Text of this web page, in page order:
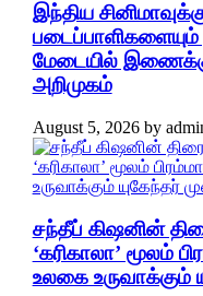
இந்திய
மேடையில்
அறிமுகம்
August 5, 2026by
சந்தீப் கிஷனின்
‘கரிகாலா’
உலகை உருவாக்கும்